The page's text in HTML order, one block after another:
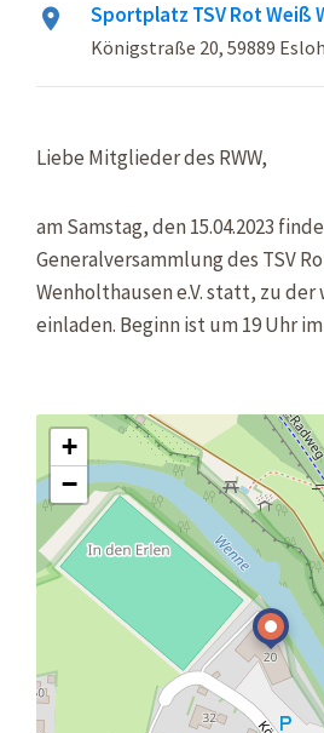
Sportplatz TSV Rot Weiß
Königstraße 20, 59889
Liebe Mitglieder des RWW,
am Samstag, den 15.04.2023
Generalversammlung des TSV
Wenholthausen e.V. statt, zu
einladen. Beginn ist um 19 Uhr
+
−